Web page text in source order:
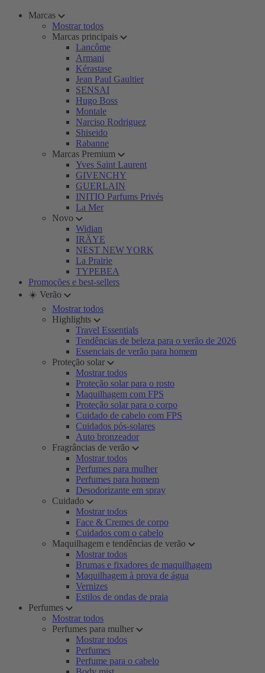
Marcas
Mostrar todos
Marcas principais
Lancôme
Armani
Kérastase
Jean Paul Gaultier
SENSAI
Hugo Boss
Montale
Narciso Rodriguez
Shiseido
Rabanne
Marcas Premium
Yves Saint Laurent
GIVENCHY
GUERLAIN
INITIO Parfums Privés
La Mer
Novo
Widian
IRÄYE
NEST NEW YORK
La Prairie
TYPEBEA
Promoções e best-sellers
☀️ Verão
Mostrar todos
Highlights
Travel Essentials
Tendências de beleza para o verão de 2026
Essenciais de verão para homem
Proteção solar
Mostrar todos
Proteção solar para o rosto
Maquilhagem com FPS
Proteção solar para o corpo
Cuidado de cabelo com FPS
Cuidados pós-solares
Auto bronzeador
Fragrâncias de verão
Mostrar todos
Perfumes para mulher
Perfumes para homem
Desodorizante em spray
Cuidado
Mostrar todos
Face & Cremes de corpo
Cuidados com o cabelo
Maquilhagem e tendências de verão
Mostrar todos
Brumas e fixadores de maquilhagem
Maquilhagem à prova de água
Vernizes
Estilos de ondas de praia
Perfumes
Mostrar todos
Perfumes para mulher
Mostrar todos
Perfumes
Perfume para o cabelo